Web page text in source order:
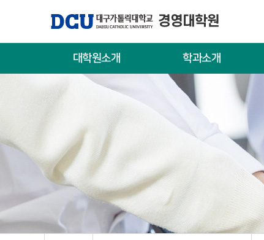
경영대학원
대학원소개 학과소개
대학원장 인사말
글로벌경영학과
창업성장학과
사회적경제학과